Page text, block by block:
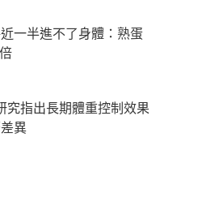
一半進不了身體：熟蛋
究指出長期體重控制效果
異